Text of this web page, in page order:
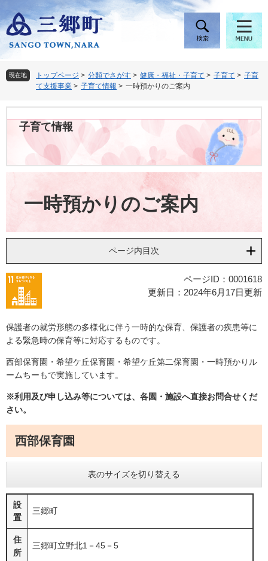
ー
ジ
頭
で
。
ニ
ュ
飛
ば
て
本
現在地 トップページ > 分類でさがす > 健康・福祉・子育て > 子育て > 子育
て支援事業 > 子育て情報 > 一時預かりのご案内
子育て情報
一時預かりのご案内
ページ内目次
ページID：0001618
更新日：2024年6月17日更新
保護者の就労形態の多様化に伴う一時的な保育、保護者の疾患等に
よる緊急時の保育等に対応するものです。
西部保育園・希望ケ丘保育園・希望ケ丘第二保育園・一時預かりル
ームちーもで実施しています。
※利用及び申し込み等については、各園・施設へ直接お問合せくだ
さい。
西部保育園
表のサイズを切り替える
設
置
三郷町
住
所
三郷町立野北1－45－5